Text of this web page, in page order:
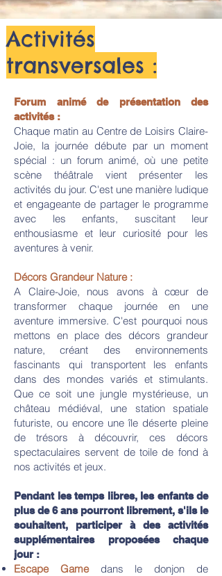
Activités
transversales :
Forum animé de présentation des
activités :
Chaque matin au Centre de Loisirs Claire-
Joie, la journée débute par un moment
spécial : un forum animé, où une petite
scène théâtrale vient présenter les
activités du jour. C'est une manière ludique
et engageante de partager le programme
avec les enfants, suscitant leur
enthousiasme et leur curiosité pour les
aventures à venir.
Décors Grandeur Nature :
A Claire-Joie, nous avons à cœur de
transformer chaque journée en une
aventure immersive. C'est pourquoi nous
mettons en place des décors grandeur
nature, créant des environnements
fascinants qui transportent les enfants
dans des mondes variés et stimulants.
Que ce soit une jungle mystérieuse, un
château médiéval, une station spatiale
futuriste, ou encore une île déserte pleine
de trésors à découvrir, ces décors
spectaculaires servent de toile de fond à
nos activités et jeux.
Pendant les temps libres, les enfants de
plus de 6 ans pourront librement, s'ils le
souhaitent, participer à des activités
supplémentaires proposées chaque
jour :
Escape Gamedans le donjon de